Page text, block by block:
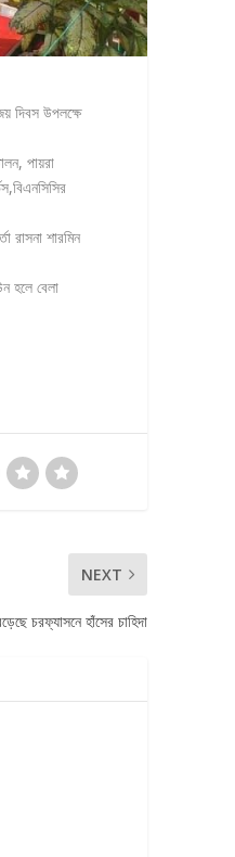
দিবস উপলক্ষে
পায়রা
রাসনা শারমিন
হলে বেলা
NEXT
চরফ্যাসনে হাঁসের চাহিদা